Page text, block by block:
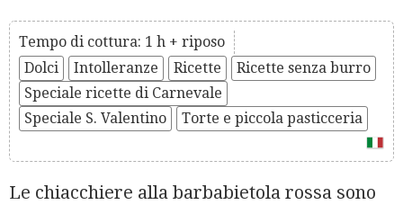
Tempo di cottura: 1 h + riposo
Dolci
Intolleranze Ricette
Ricette senza burro
Speciale ricette di Carnevale
Speciale S. Valentino
Torte e piccola pasticceria
Le chiacchiere alla barbabietola rossa sono